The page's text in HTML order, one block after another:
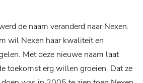
de naam veranderd naar Nexen.
wil Nexen haar kwaliteit en
Met deze nieuwe naam laat
toekomst erg willen groeien. Dat ze